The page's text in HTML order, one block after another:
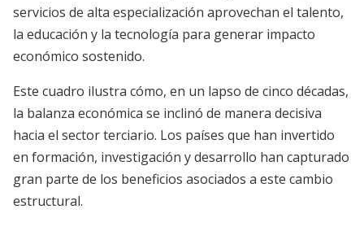
servicios de alta especialización aprovechan el talento,
la educación y la tecnología para generar impacto
económico sostenido.
Este cuadro ilustra cómo, en un lapso de cinco décadas,
la balanza económica se inclinó de manera decisiva
hacia el sector terciario. Los países que han invertido
en formación, investigación y desarrollo han capturado
gran parte de los beneficios asociados a este cambio
estructural.